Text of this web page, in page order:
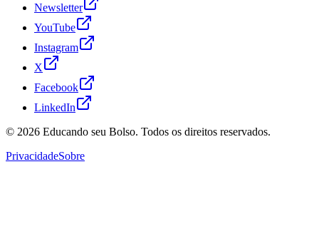
Newsletter
YouTube
Instagram
X
Facebook
LinkedIn
© 2026 Educando seu Bolso. Todos os direitos reservados.
PrivacidadeSobre